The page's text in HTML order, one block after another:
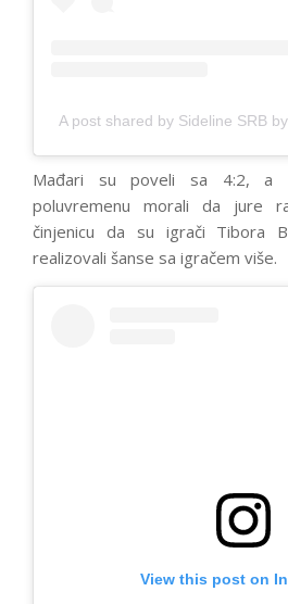
A post shared by Sideline SRB
Mađari su poveli sa 4:2, a
poluvremenu morali da jure
činjenicu da su igrači Tibora
realizovali šanse sa igračem više.
View this post on